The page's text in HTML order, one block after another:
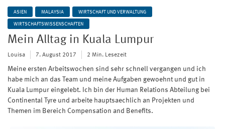
ASIEN MALAYSIA WIRTSCHAFT UND VERWALTUNG
WIRTSCHAFTSWISSENSCHAFTEN
Mein Alltag in Kuala Lumpur
Louisa 7. August 2017 2 Min. Lesezeit
Meine ersten Arbeitswochen sind sehr schnell vergangen und ich
habe mich an das Team und meine Aufgaben gewoehnt und gut in
Kuala Lumpur eingelebt. Ich bin der Human Relations Abteilung bei
Continental Tyre und arbeite hauptsaechlich an Projekten und
Themen im Bereich Compensation and Benefits.